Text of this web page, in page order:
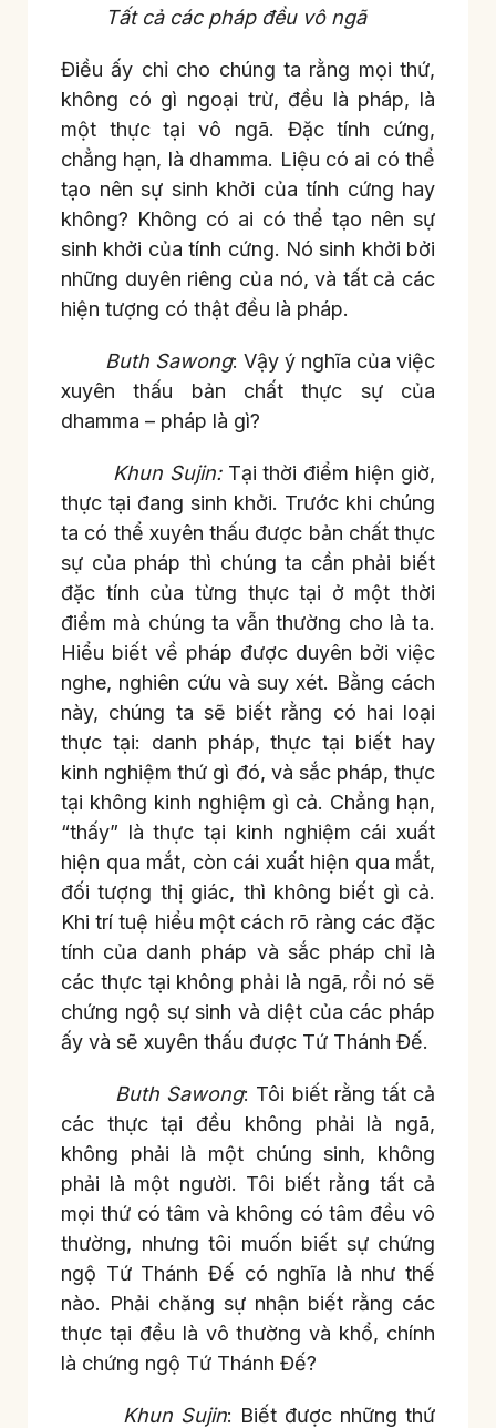
Tất cả các pháp đều vô ngã
Điều ấy chỉ cho chúng ta rằng mọi thứ,
không có gì ngoại trừ, đều là pháp, là
một thực tại vô ngã. Đặc tính cứng,
chẳng hạn, là dhamma. Liệu có ai có thể
tạo nên sự sinh khởi của tính cứng hay
không? Không có ai có thể tạo nên sự
sinh khởi của tính cứng. Nó sinh khởi bởi
những duyên riêng của nó, và tất cả các
hiện tượng có thật đều là pháp.
Buth Sawong: Vậy ý nghĩa của việc
xuyên thấu bản chất thực sự của
dhamma – pháp là gì?
Khun Sujin:Tại thời điểm hiện giờ,
thực tại đang sinh khởi. Trước khi chúng
ta có thể xuyên thấu được bản chất thực
sự của pháp thì chúng ta cần phải biết
đặc tính của từng thực tại ở một thời
điểm mà chúng ta vẫn thường cho là ta.
Hiểu biết về pháp được duyên bởi việc
nghe, nghiên cứu và suy xét. Bằng cách
này, chúng ta sẽ biết rằng có hai loại
thực tại: danh pháp, thực tại biết hay
kinh nghiệm thứ gì đó, và sắc pháp, thực
tại không kinh nghiệm gì cả. Chẳng hạn,
“thấy” là thực tại kinh nghiệm cái xuất
hiện qua mắt, còn cái xuất hiện qua mắt,
đối tượng thị giác, thì không biết gì cả.
Khi trí tuệ hiểu một cách rõ ràng các đặc
tính của danh pháp và sắc pháp chỉ là
các thực tại không phải là ngã, rồi nó sẽ
chứng ngộ sự sinh và diệt của các pháp
ấy và sẽ xuyên thấu được Tứ Thánh Đế.
Buth Sawong: Tôi biết rằng tất cả
các thực tại đều không phải là ngã,
không phải là một chúng sinh, không
phải là một người. Tôi biết rằng tất cả
mọi thứ có tâm và không có tâm đều vô
thường, nhưng tôi muốn biết sự chứng
ngộ Tứ Thánh Đế có nghĩa là như thế
nào. Phải chăng sự nhận biết rằng các
thực tại đều là vô thường và khổ, chính
là chứng ngộ Tứ Thánh Đế?
Khun Sujin: Biết được những thứ